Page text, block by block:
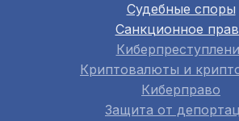
Судебные споры
Санкционное
Криптовалюты и
Киберправо
Защита от